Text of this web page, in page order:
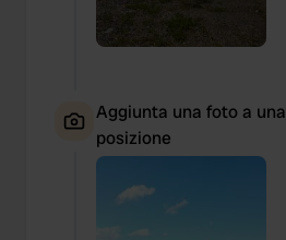
Aggiunta una foto a una
posizione